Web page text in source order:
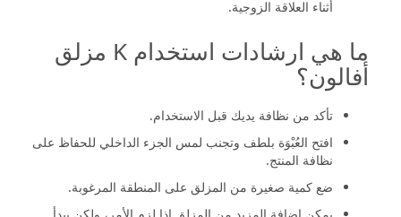
أثناء العلاقة الزوجية.
ما هي ارشادات استخدام K مزلق
أفالون؟
تأكد من نظافة يديك قبل الاستخدام.
افتح العُبْوَة بلطف وتجنب لمس الجزء الداخلي للحفاظ على
نظافة المنتج.
ضع كمية صغيرة من المزلق على المنطقة المرغوبة.